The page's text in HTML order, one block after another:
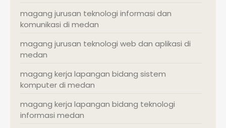
magang jurusan teknologi informasi dan
komunikasi di medan
magang jurusan teknologi web dan aplikasi di
medan
magang kerja lapangan bidang sistem
komputer di medan
magang kerja lapangan bidang teknologi
informasi medan